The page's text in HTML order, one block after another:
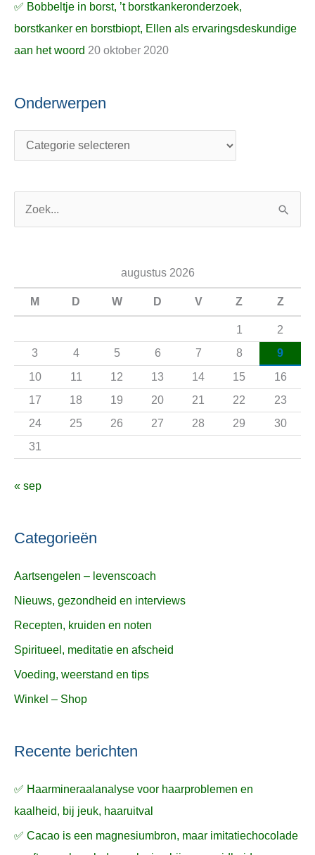
✅ Bobbeltje in borst, ’t borstkankeronderzoek,
borstkanker en borstbiopt, Ellen als ervaringsdeskundige
aan het woord 20 oktober 2020
Onderwerpen
a
r
:
augustus 2026
M D W D V Z Z
1
2
3
4 5 6 7 8
9
10
11 12 13 14 15
16
17
18 19 20 21 22
23
24
25 26 27 28 29
30
31
« sep
Categorieën
Aartsengelen – levenscoach
Nieuws, gezondheid en interviews
Recepten, kruiden en noten
Spiritueel, meditatie en afscheid
Voeding, weerstand en tips
Winkel – Shop
Recente berichten
✅ Haarmineraalanalyse voor haarproblemen en
kaalheid, bij jeuk, haaruitval
✅ Cacao is een magnesiumbron, maar imitatiechocolade